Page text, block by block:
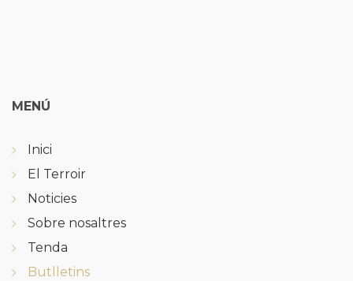
MENÚ
Inici
El Terroir
Noticies
Sobre nosaltres
Tenda
Butlletins